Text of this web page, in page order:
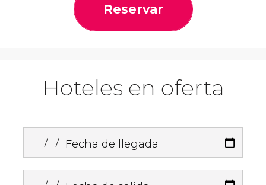
Reservar
Hoteles en oferta
Fecha de llegada